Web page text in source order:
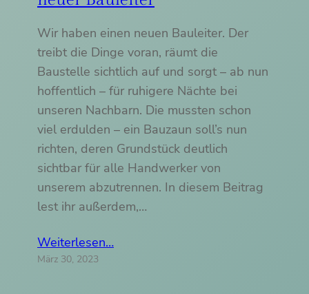
Wir haben einen neuen Bauleiter. Der
treibt die Dinge voran, räumt die
Baustelle sichtlich auf und sorgt – ab nun
hoffentlich – für ruhigere Nächte bei
unseren Nachbarn. Die mussten schon
viel erdulden – ein Bauzaun soll’s nun
richten, deren Grundstück deutlich
sichtbar für alle Handwerker von
unserem abzutrennen. In diesem Beitrag
lest ihr außerdem,…
Weiterlesen…
März 30, 2023